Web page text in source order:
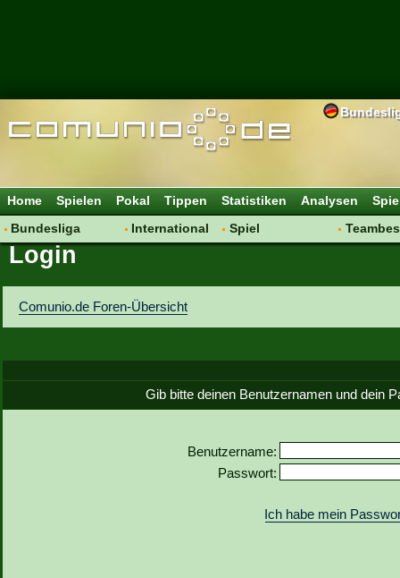
Home Spielen Pokal Tippen Statistiken Analysen
Bundesliga
Hot News
Spielanalyse
Vereinsdiskussion
International
Spiel
Login
Comunio.de Foren-Übersicht
Gib bitte deinen Benutzernamen und dein
Benutzername:
Passwort:
Ich habe mein